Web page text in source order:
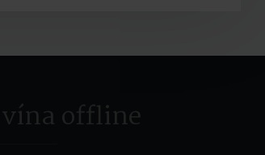
offline